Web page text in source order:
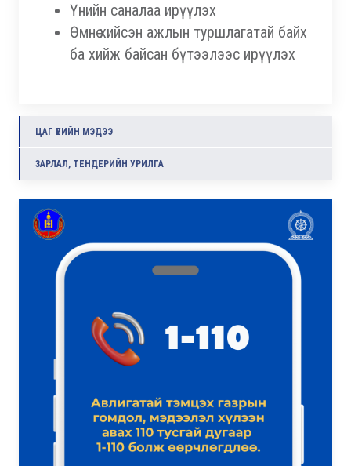
Үнийн саналаа ирүүлэх
Өмнө хийсэн ажлын туршлагатай байх
ба хийж байсан бүтээлээс ирүүлэх
ЦАГ ҮЕИЙН МЭДЭЭ
ЗАРЛАЛ, ТЕНДЕРИЙН УРИЛГА